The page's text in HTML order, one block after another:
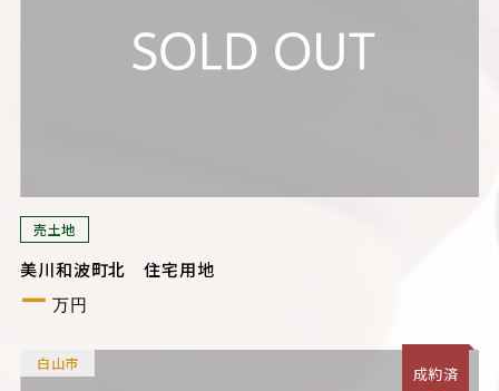
売土地
美川和波町北 住宅用地
ー 万円
白山市
成約済